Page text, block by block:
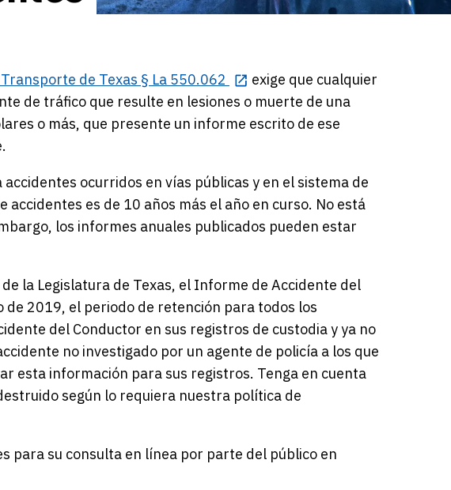
de Texas § La 550.062
exige que cualquier
de tráfico que resulte en lesiones o muerte de una
o más, que presente un informe escrito de ese
ocurridos en vías públicas y en el sistema de
es de 10 años más el año en curso. No está
los informes anuales publicados pueden estar
la Legislatura de Texas, el Informe de Accidente del
2019, el periodo de retención para todos los
del Conductor en sus registros de custodia y ya no
no investigado por un agente de policía a los que
esta información para sus registros. Tenga en cuenta
según lo requiera nuestra política de
para su consulta en línea por parte del público en